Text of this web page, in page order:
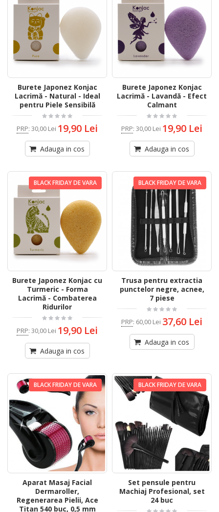
Burete Japonez Konjac
Lacrimă - Natural - Ideal
pentru Piele Sensibilă
PRP: 30,00 Lei 19,90 Lei
Adauga in cos
Burete Japonez Konjac
Lacrimă - Lavandă - Efect
Calmant
PRP: 30,00 Lei 19,90 Lei
Adauga in cos
BLACK FRIDAY DE VARA
Burete Japonez Konjac cu
Turmeric - Forma
Lacrimă - Combaterea
Ridurilor
PRP: 30,00 Lei 19,90 Lei
Adauga in cos
BLACK FRIDAY DE VARA
Trusa pentru extractia
punctelor negre, acnee,
7 piese
PRP: 60,00 Lei 37,60 Lei
Adauga in cos
BLACK FRIDAY DE VARA
Aparat Masaj Facial
Dermaroller,
Regenerarea Pielii, Ace
Titan 540 buc, 0,5 mm
BLACK FRIDAY DE VARA
Set pensule pentru
Machiaj Profesional, set
24 buc